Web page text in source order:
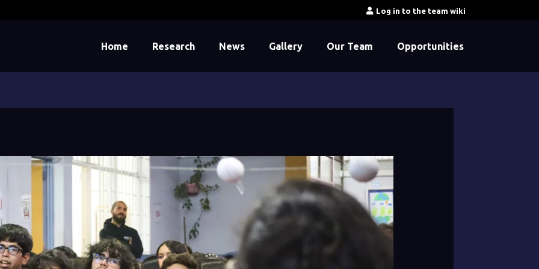
Log in to the team wiki
Home Research News Gallery Our Team Opportunities